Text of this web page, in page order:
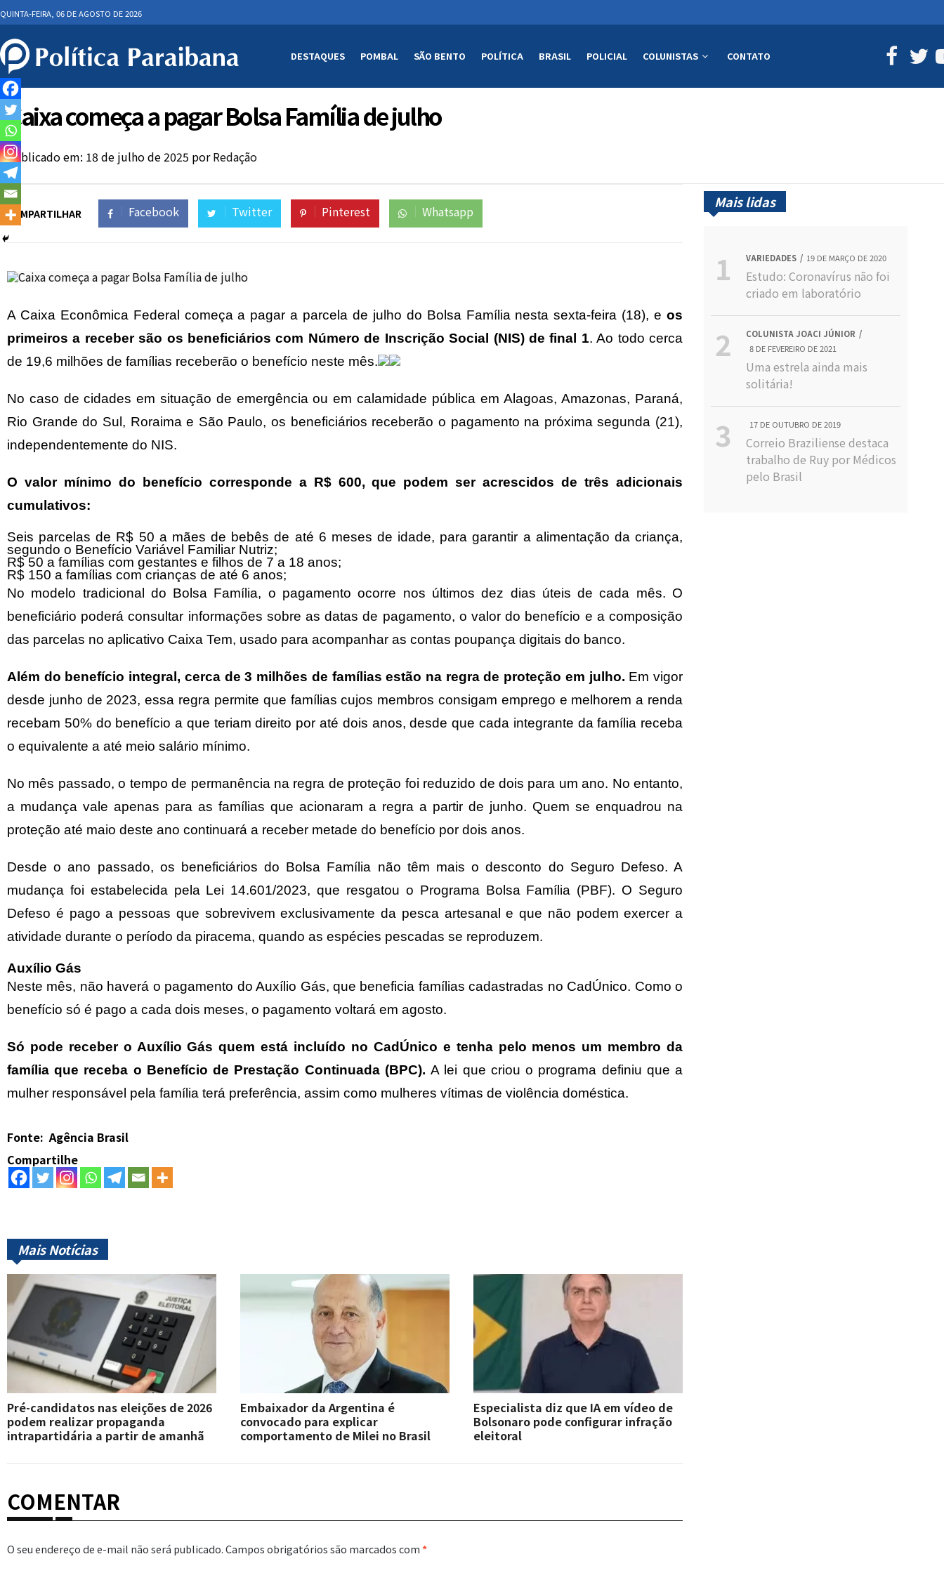
QUINTA-FEIRA, 06 DE AGOSTO DE 2026
DESTAQUES POMBAL SÃO BENTO POLÍTICA BRASIL POLICIAL COLUNISTAS CONTATO
Caixa começa a pagar Bolsa Família de julho
Publicado em: 18 de julho de 2025 porRedação
COMPARTILHAR Facebook Twitter Pinterest Whatsapp
A Caixa Econômica Federal começa a pagar a parcela de julho do Bolsa Família nesta sexta-feira (18), eos
primeiros a receber são os beneficiários com Número de Inscrição Social (NIS) de final 1. Ao todo cerca
de 19,6 milhões de famílias receberão o benefício neste mês.
No caso de cidades em situação de emergência ou em calamidade pública em Alagoas, Amazonas, Paraná,
Rio Grande do Sul, Roraima e São Paulo, os beneficiários receberão o pagamento na próxima segunda (21),
independentemente do NIS.
O valor mínimo do benefício corresponde a R$ 600, que podem ser acrescidos de três adicionais
cumulativos:
Seis parcelas de R$ 50 a mães de bebês de até 6 meses de idade, para garantir a alimentação da criança,
segundo o Benefício Variável Familiar Nutriz;
R$ 50 a famílias com gestantes e filhos de 7 a 18 anos;
R$ 150 a famílias com crianças de até 6 anos;
No modelo tradicional do Bolsa Família, o pagamento ocorre nos últimos dez dias úteis de cada mês. O
beneficiário poderá consultar informações sobre as datas de pagamento, o valor do benefício e a composição
das parcelas no aplicativo Caixa Tem, usado para acompanhar as contas poupança digitais do banco.
Além do benefício integral, cerca de 3 milhões de famílias estão na regra de proteção em julho. Em vigor
desde junho de 2023, essa regra permite que famílias cujos membros consigam emprego e melhorem a renda
recebam 50% do benefício a que teriam direito por até dois anos, desde que cada integrante da família receba
o equivalente a até meio salário mínimo.
No mês passado,o tempo de permanência na regra de proteção foi reduzido de dois para um ano. No entanto,
a mudança vale apenas para as famílias que acionaram a regra a partir de junho. Quem se enquadrou na
proteção até maio deste ano continuará a receber metade do benefício por dois anos.
Desde o ano passado, os beneficiários do Bolsa Família não têm mais o desconto do Seguro Defeso. A
mudança foi estabelecida pela Lei 14.601/2023, que resgatou o Programa Bolsa Família (PBF). O Seguro
Defeso é pago a pessoas que sobrevivem exclusivamente da pesca artesanal e que não podem exercer a
atividade durante o período da piracema, quando as espécies pescadas se reproduzem.
Auxílio Gás
Neste mês, não haverá o pagamento do Auxílio Gás, que beneficia famílias cadastradas no CadÚnico. Como o
benefício só é pago a cada dois meses, o pagamento voltará em agosto.
Só pode receber o Auxílio Gás quem está incluído no CadÚnico e tenha pelo menos um membro da
família que receba o Benefício de Prestação Continuada (BPC). A lei que criou o programa definiu que a
mulher responsável pela família terá preferência, assim como mulheres vítimas de violência doméstica.
Fonte: Agência Brasil
Compartilhe
Mais Notícias
Pré-candidatos nas eleições de 2026
podem realizar propaganda
intrapartidária a partir de amanhã
Embaixador da Argentina é
convocado para explicar
comportamento de Milei no Brasil
Especialista diz que IA em vídeo de
Bolsonaro pode configurar infração
eleitoral
COMENTAR
O seu endereço de e-mail não será publicado.Campos obrigatórios são marcados com*
Mais lidas
VARIEDADES 19 DE MARÇO DE 2020
Estudo: Coronavírus não foi
criado em laboratório
COLUNISTA JOACI JÚNIOR
8 DE FEVEREIRO DE 2021
Uma estrela ainda mais
solitária!
17 DE OUTUBRO DE 2019
Correio Braziliense destaca
trabalho de Ruy por Médicos
pelo Brasil